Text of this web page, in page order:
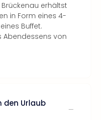
erhältst
in Form eines 4-
Buffet.
Abendessens von
den Urlaub